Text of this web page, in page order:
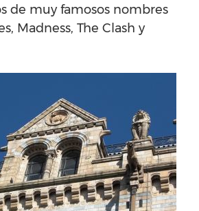
de muy famosos nombres
Madness, The Clash y